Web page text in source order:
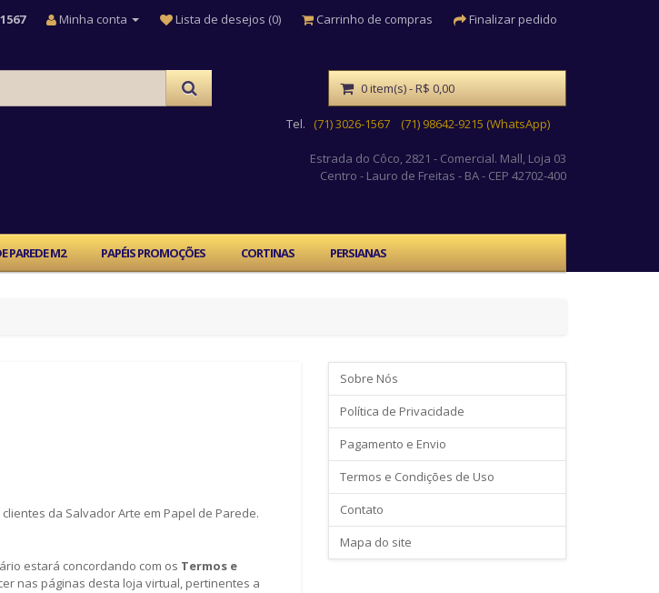
Minha conta Lista de desejos (0) Carrinho de compras Finalizar pedido
Tel. (71) 3026-1567 (71) 98642-9215 (WhatsApp)
Estrada do Côco, 2821 - Comercial. Mall, Loja 03
Centro - Lauro de Freitas - BA - CEP 42702-400
0 item(s) - R$ 0,00
PAREDE M2 PAPÉIS PROMOÇÕES CORTINAS PERSIANAS
da Salvador Arte em Papel de Parede.
estará concordando com os Termos e
nas páginas desta loja virtual, pertinentes a
Sobre Nós
Política de Privacidade
Pagamento e Envio
Termos e Condições de Uso
Contato
Mapa do site